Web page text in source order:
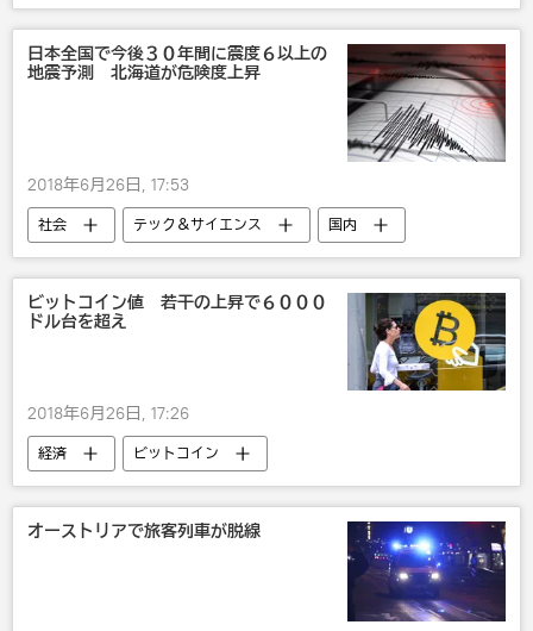
サッカーW杯2018
スポーツ
エンタメ
日本全国で今後３０年間に震度６以上の
地震予測 北海道が危険度上昇
2018年6月26日, 17:53
社会 テック＆サイエンス
国内
地震
ビットコイン値 若干の上昇で６０００
ドル台を超え
2018年6月26日, 17:26
経済 ビットコイン
オーストリアで旅客列車が脱線